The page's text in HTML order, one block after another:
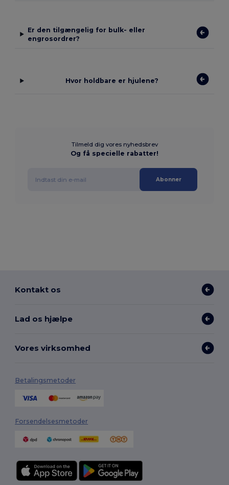
Er den tilgængelig for bulk- eller
engrosordrer?
Hvor holdbare er hjulene?
Tilmeld dig vores nyhedsbrev
Og få specielle rabatter!
Abonner
Kontakt os
Lad os hjælpe
Vores virksomhed
Betalingsmetoder
Forsendelsesmetoder